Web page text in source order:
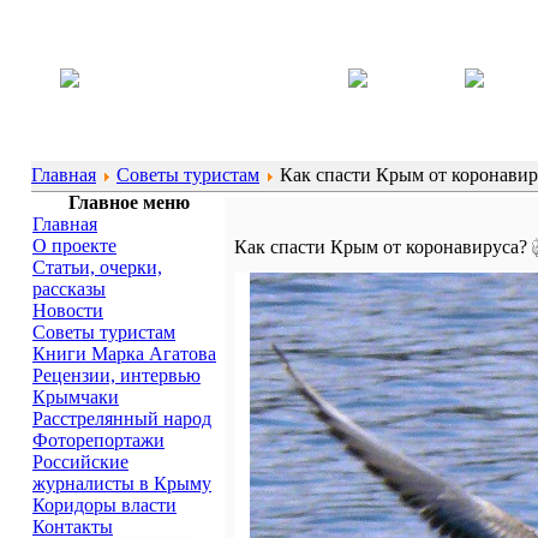
Главная Советы туристам
Как спасти Крым от
Главное меню
Главная
О проекте
Статьи, очерки,
рассказы
Новости
Советы туристам
Книги Марка Агатова
Рецензии, интервью
Крымчаки
Расстрелянный народ
Фоторепортажи
Российские
журналисты в Крыму
Коридоры власти
Контакты
Как спасти Крым от коронавируса?